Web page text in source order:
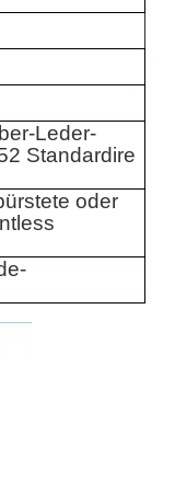
Leder-
Standardire
oder